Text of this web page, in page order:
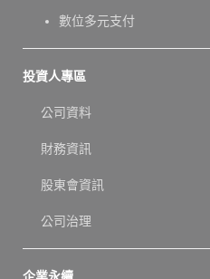
數位多元支付
投資人專區
公司資料
財務資訊
股東會資訊
公司治理